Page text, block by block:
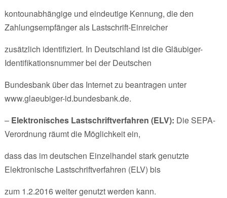
kontounabhängige und eindeutige Kennung, die den
Zahlungsempfänger als Lastschrift-Einreicher
zusätzlich identifiziert. In Deutschland ist die Gläubiger-
Identifikationsnummer bei der Deutschen
Bundesbank über das Internet zu beantragen unter
www.glaeubiger-id.bundesbank.de.
– Elektronisches Lastschriftverfahren (ELV): Die SEPA-
Verordnung räumt die Möglichkeit ein,
dass das im deutschen Einzelhandel stark genutzte
Elektronische Lastschriftverfahren (ELV) bis
zum 1.2.2016 weiter genutzt werden kann.